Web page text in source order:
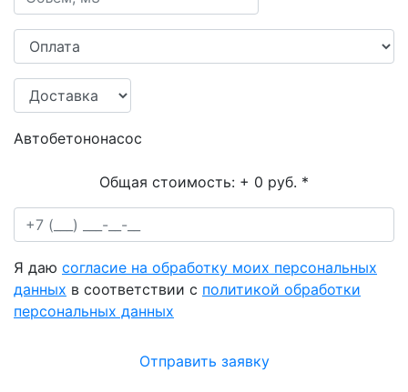
Автобетононасос
Общая стоимость: + 0 руб. *
Я даю согласие на обработку моих персональных
данных в соответствии с политикой обработки
персональных данных
Отправить заявку